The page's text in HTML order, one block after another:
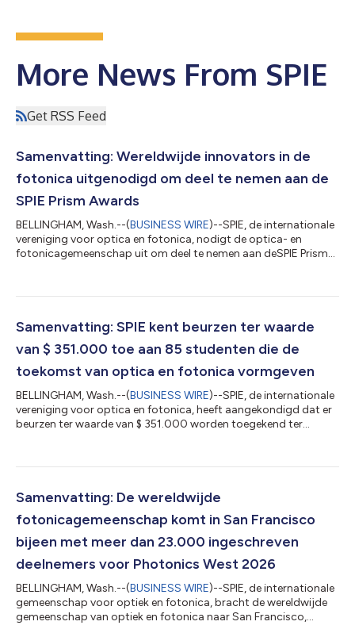
More News From SPIE
Get RSS Feed
Samenvatting: Wereldwijde innovators in de
fotonica uitgenodigd om deel te nemen aan de
SPIE Prism Awards
BELLINGHAM, Wash.--(BUSINESS WIRE)--SPIE, de internationale
vereniging voor optica en fotonica, nodigt de optica- en
fotonicagemeenschap uit om deel te nemen aan deSPIE Prism
De winnaars worden bekendgemaakt tijdens de veelbesproken
Photonics West in San Francisco, Californië. Deze prijzen, die
ook wel de 'Oscars van...
Samenvatting: SPIE kent beurzen ter waarde
van $ 351.000 toe aan 85 studenten die de
toekomst van optica en fotonica vormgeven
BELLINGHAM, Wash.--(BUSINESS WIRE)--SPIE, de internationale
vereniging voor optica en fotonica, heeft aangekondigd dat er
beurzen ter waarde van $ 351.000 worden toegekend ter
3.000 tot $ 11.000 en de winnaars worden geselecteerd door
me met hart en ziel in voor de inclusie van vrouwen en andere
ondervertegenwoord...
Samenvatting: De wereldwijde
fotonicagemeenschap komt in San Francisco
bijeen met meer dan 23.000 ingeschreven
deelnemers voor Photonics West 2026
BELLINGHAM, Wash.--(BUSINESS WIRE)--SPIE, de internationale
gemeenschap voor optiek en fotonica, bracht de wereldwijde
gemeenschap van optiek en fotonica naar San Francisco,